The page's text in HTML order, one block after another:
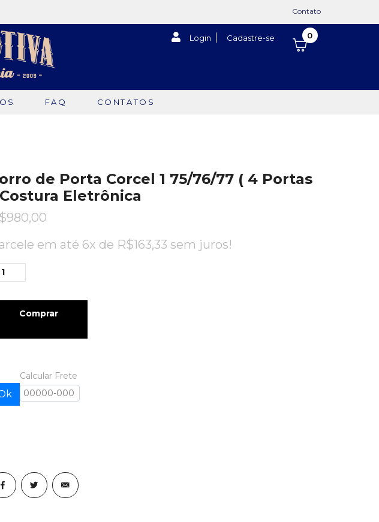
Contato
Login Cadastre-se 0
FAQ CONTATOS
de Porta Corcel 1 75/76/77 ( 4 Portas
Eletrônica
980,00
em até 6x de R$163,33 sem juros!
Comprar
Calcular Frete